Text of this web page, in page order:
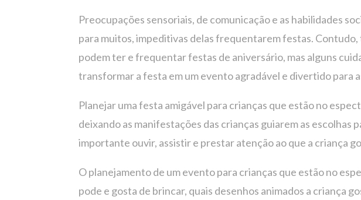
Preocupações sensoriais, de comunicação e as habilidades
para muitos, impeditivas delas frequentarem festas.
podem ter e frequentar festas de aniversário, mas alguns
transformar a festa em um evento agradável e divertido para
Planejar uma festa amigável para crianças que estão no
deixando as manifestações das crianças guiarem as
importante ouvir, assistir e prestar atenção ao que a criança
O planejamento de um evento para crianças que estão no
pode e gosta de brincar, quais desenhos animados a criança